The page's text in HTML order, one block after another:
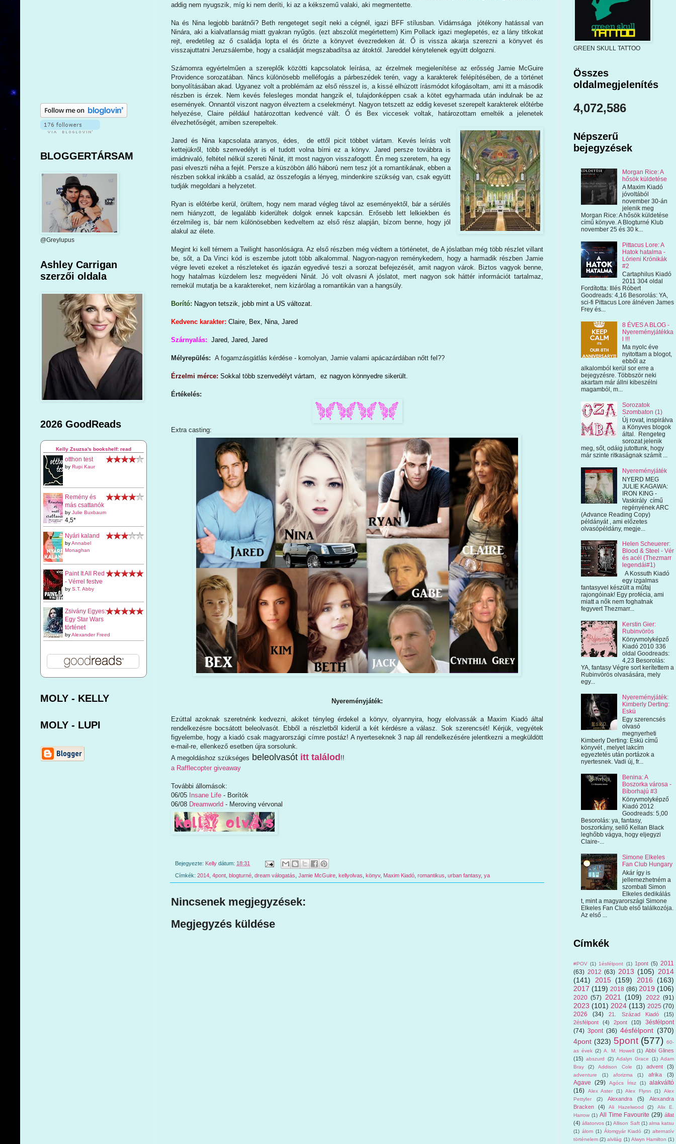
addig nem nyugszik, míg ki nem deríti, ki az a kékszemű valaki, aki megmentette.
Na és Nina legjobb barátnői? Beth rengeteget segít neki a cégnél, igazi BFF stílusban. Vidámsága jótékony hatással van
Ninára, aki a kialvatlanság miatt gyakran nyűgös. (ezt abszolút megértettem) Kim Pollack igazi meglepetés, ez a lány titkokat
rejt, eredetileg az ő családja lopta el és őrizte a könyvet évezredeken át. Ő is vissza akarja szerezni a könyvet és
visszajuttatni Jeruzsálembe, hogy a családját megszabadítsa az átoktól. Jareddel kénytelenek együtt dolgozni.
Számomra egyértelműen a szereplők közötti kapcsolatok leírása, az érzelmek megjelenítése az erősség Jamie McGuire
Providence sorozatában. Nincs különösebb melléfogás a párbeszédek terén, vagy a karakterek felépítésében, de a történet
bonyolításában akad. Ugyanez volt a problémám az első résszel is, a kissé elhúzott írásmódot kifogásoltam, ami itt a második
részben is érzek. Nem kevés felesleges mondat hangzik el, tulajdonképpen csak a kötet egyharmada után indulnak be az
események. Onnantól viszont nagyon élveztem a cselekményt. Nagyon tetszett az eddig keveset szerepelt karakterek előtérbe
helyezése, Claire például határozottan kedvencé vált. Ő és Bex viccesek voltak, határozottam emelték a jelenetek
élvezhetőségét, amiben szerepeltek.
Jared és Nina kapcsolata aranyos, édes, de ettől picit többet vártam. Kevés leírás volt
kettejükről, több szenvedélyt is el tudott volna bírni ez a könyv. Jared persze továbbra is
imádnivaló, feltétel nélkül szereti Ninát, itt most nagyon visszafogott. Én meg szeretem, ha egy
pasi elveszti néha a fejét. Persze a küszöbön álló háború nem tesz jót a romantikának, ebben a
részben sokkal inkább a család, az összefogás a lényeg, mindenkire szükség van, csak együtt
tudják megoldani a helyzetet.
Ryan is előtérbe kerül, örültem, hogy nem marad végleg távol az eseményektől, bár a sérülés
nem hiányzott, de legalább kiderültek dolgok ennek kapcsán. Erősebb lett lelkiekben és
érzelmileg is, bár nem különösebben kedveltem az első rész alapján, bízom benne, hogy jól
alakul az élete.
Megint ki kell térnem a Twilight hasonlóságra. Az első részben még védtem a történetet, de A jóslatban még több részlet villant
be, sőt, a Da Vinci kód is eszembe jutott több alkalommal. Nagyon-nagyon reménykedem, hogy a harmadik részben Jamie
végre leveti ezeket a részleteket és igazán egyedivé teszi a sorozat befejezését, amit nagyon várok. Biztos vagyok benne,
hogy hatalmas küzdelem lesz megvédeni Ninát. Jó volt olvasni A jóslatot, mert nagyon sok háttér információt tartalmaz,
remekül mutatja be a karaktereket, nem kizárólag a romantikán van a hangsúly.
Borító: Nagyon tetszik, jobb mint a US változat.
Kedvenc karakter: Claire, Bex, Nina, Jared
Szárnyalás: Jared, Jared, Jared
Mélyrepülés: A fogamzásgátlás kérdése - komolyan, Jamie valami apácazárdában nőtt fel??
Érzelmi mérce: Sokkal több szenvedélyt vártam, ez nagyon könnyedre sikerült.
Értékelés:
Extra casting:
Nyereményjáték:
Ezúttal azoknak szeretnénk kedvezni, akiket tényleg érdekel a könyv, olyannyira, hogy elolvassák a Maxim Kiadó által
rendelkezésre bocsátott beleolvasót. Ebből a részletből kiderül a két kérdésre a válasz. Sok szerencsét! Kérjük, vegyétek
figyelembe, hogy a kiadó csak magyarországi címre postáz! A nyerteseknek 3 nap áll rendelkezésére jelentkezni a megküldött
e-mail-re, ellenkező esetben újra sorsolunk.
A megoldáshoz szükséges beleolvasót itt találod!!
a Rafflecopter giveaway
További állomások:
06/05 Insane Life - Borítók
06/08 Dreamworld - Meroving vérvonal
Bejegyezte: Kelly dátum: 18:31
Címkék: 2014, 4pont, blogturné, dream válogatás, Jamie McGuire, kellyolvas, könyv, Maxim Kiadó, romantikus, urban fantasy, ya
Nincsenek megjegyzések:
Megjegyzés küldése
BLOGGERTÁRSAM
@Greylupus
Ashley Carrigan
szerzői oldala
2026 GoodReads
Kelly Zsuzsa's bookshelf: read
otthon test
by Rupi Kaur
Remény és
más csattanók
by Julie Buxbaum
4,5*
Nyári kaland
byAnnabel
Monaghan
Paint It All Red
- Vérrel festve
by S.T. Abby
Zsivány Egyes:
Egy Star Wars
történet
byAlexander Freed
MOLY - KELLY
MOLY - LUPI
GREEN SKULL TATTOO
Összes
oldalmegjelenítés
4,072,586
Népszerű
bejegyzések
Morgan Rice: A
hősök küldetése
A Maxim Kiadó
jóvoltából
november 30-án
jelenik meg
Morgan Rice: A hősök küldetése
című könyve. A Blogturné Klub
november 25 és 30 k...
Pittacus Lore: A
Hatok hatalma -
Lórieni Krónikák
#2
Cartaphilus Kiadó
2011 304 oldal
Fordította: Illés Róbert
Goodreads: 4,16 Besorolás: YA,
sci-fi Pittacus Lore álnéven James
Frey és...
8 ÉVES A BLOG -
Nyereményjátékka
l !!!
Ma nyolc éve
nyitottam a blogot,
ebből az
alkalomból kerül sor erre a
bejegyzésre. Többször neki
akartam már állni kibeszélni
magamból, m...
Sorozatok
Szombaton (1)
Új rovat, inspirálva
a Könyves blogok
által. Rengeteg
sorozat jelenik
meg, sőt, odáig jutottunk, hogy
már szinte ritkaságnak számít ...
Nyereményjáték
NYERD MEG
JULIE KAGAWA:
IRON KING -
Vaskirály című
regényének ARC
(Advance Reading Copy)
példányát , ami előzetes
olvasópéldány, megje...
Helen Scheuerer:
Blood & Steel - Vér
és acél (Thezmarr
legendái#1)
A Kossuth Kiadó
egy izgalmas
fantasyvel készült a műfaj
rajongóinak! Egy profécia, ami
miatt a nők nem foghatnak
fegyvert Thezmarr...
Kerstin Gier:
Rubinvörös
Könyvmolyképző
Kiadó 2010 336
oldal Goodreads:
4,23 Besorolás:
YA, fantasy Végre sort kerítettem a
Rubinvörös olvasására, mely
egy...
Nyereményjáték:
Kimberly Derting:
Eskü
Egy szerencsés
olvasó
megnyerheti
Kimberly Derting: Eskü című
könyvét , melyet lakcím
egyeztetés után portázok a
nyertesnek. Vadi új, fr...
Benina: A
Boszorka városa -
Bíborhajú #3
Könyvmolyképző
Kiadó 2012
Goodreads: 5,00
Besorolás: ya, fantasy,
boszorkány, sellő Kellan Black
leghőbb vágya, hogy eljegyzi
Claire-...
Simone Elkeles
Fan Club Hungary
Akár így is
jellemezhetném a
szombati Simon
Elkeles dedikálás
t, mint a magyarországi Simone
Elkeles Fan Club első találkozója.
Az első ...
Címkék
#POV (1) 1ésfélpont (1) 1pont (5) 2011
(63) 2012 (63) 2013 (105) 2014
(141)
2015 (159) 2016
(163)
2017 (119) 2018 (86) 2019 (106)
2020 (57) 2021 (109) 2022 (91)
2023 (101) 2024 (113) 2025 (70)
2026
(34) 21. Század Kiadó
(15)
2ésfélpont
(4) 2pont (10)
3ésfélpont
(74) 3pont (36) 4ésfélpont (370)
4pont (323) 5pont (577) 60-
as évek (2) A. M. Howell (1) Abbi Glines
(15) abszurd (2) Adalyn Grace (1) Adam
Bray
(2) Addison Cole (1) advent (3)
adventure (1) aforizma (1) afrika (3)
Agave (29) Agócs Írisz (1)
alakváltó
(16)
Alex Aster (1) Alex Flynn (1)
Alex
Pettyfer
(2) Alexandra (5)
Alexandra
Bracken
(4) Ali Hazelwood (2)
Alix E.
Harrow (1) All Time Favourite (29) állat
(4) állatorvos (1) Allison Saft (1) alma katsu
(1) álom (1) Álomgyár Kiadó (2) alternatív
történelem (2) alvilág (1) Alwyn Hamilton (1)